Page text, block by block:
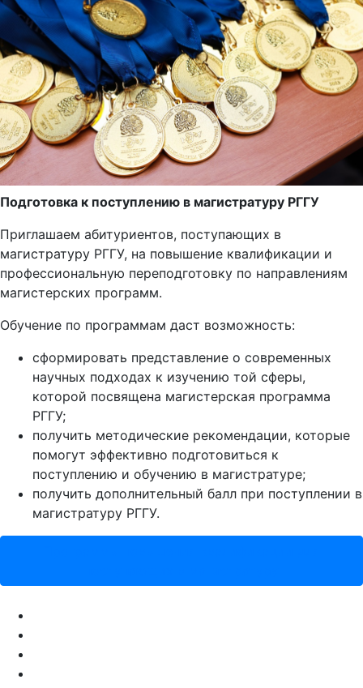
Подготовка к поступлению в магистратуру РГГУ
Приглашаем абитуриентов, поступающих в
магистратуру РГГУ, на повышение квалификации и
профессиональную переподготовку по направлениям
магистерских программ.
Обучение по программам даст возможность:
сформировать представление о современных
научных подходах к изучению той сферы,
которой посвящена магистерская программа
РГГУ;
получить методические рекомендации, которые
помогут эффективно подготовиться к
поступлению и обучению в магистратуре;
получить дополнительный балл при поступлении в
магистратуру РГГУ.